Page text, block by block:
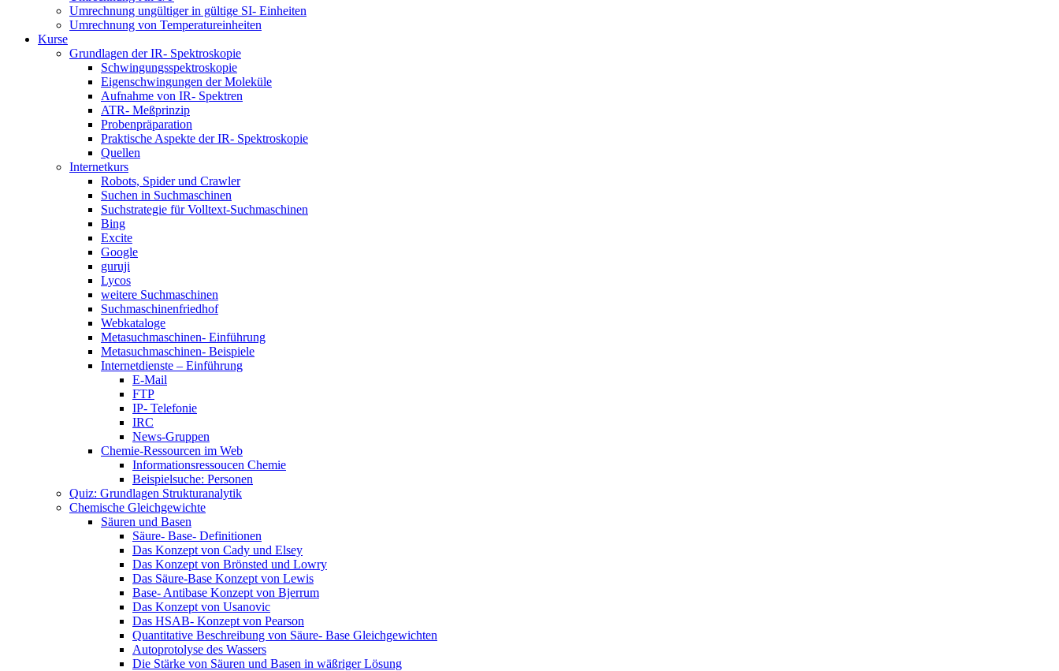
Umrechnung ungültiger in gültige SI- Einheiten
Umrechnung von Temperatureinheiten
Kurse
Grundlagen der IR- Spektroskopie
Schwingungsspektroskopie
Eigenschwingungen der Moleküle
Aufnahme von IR- Spektren
ATR- Meßprinzip
Probenpräparation
Praktische Aspekte der IR- Spektroskopie
Quellen
Internetkurs
Robots, Spider und Crawler
Suchen in Suchmaschinen
Suchstrategie für Volltext-Suchmaschinen
Bing
Excite
Google
guruji
Lycos
weitere Suchmaschinen
Suchmaschinenfriedhof
Webkataloge
Metasuchmaschinen- Einführung
Metasuchmaschinen- Beispiele
Internetdienste – Einführung
E-Mail
FTP
IP- Telefonie
IRC
News-Gruppen
Chemie-Ressourcen im Web
Informationsressoucen Chemie
Beispielsuche: Personen
Quiz: Grundlagen Strukturanalytik
Chemische Gleichgewichte
Säuren und Basen
Säure- Base- Definitionen
Das Konzept von Cady und Elsey
Das Konzept von Brönsted und Lowry
Das Säure-Base Konzept von Lewis
Base- Antibase Konzept von Bjerrum
Das Konzept von Usanovic
Das HSAB- Konzept von Pearson
Quantitative Beschreibung von Säure- Base Gleichgewichten
Autoprotolyse des Wassers
Die Stärke von Säuren und Basen in wäßriger Lösung